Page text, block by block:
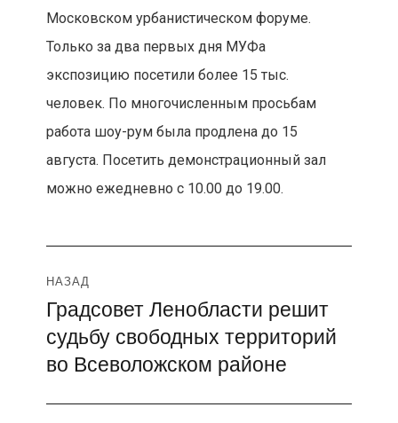
Московском урбанистическом форуме.
Только за два первых дня МУФа
экспозицию посетили более 15 тыс.
человек. По многочисленным просьбам
работа шоу-рум была продлена до 15
августа. Посетить демонстрационный зал
можно ежедневно с 10.00 до 19.00.
Навигация
по
записям
НАЗАД
Предыдущая
запись:
Градсовет Ленобласти решит
судьбу свободных территорий
во Всеволожском районе